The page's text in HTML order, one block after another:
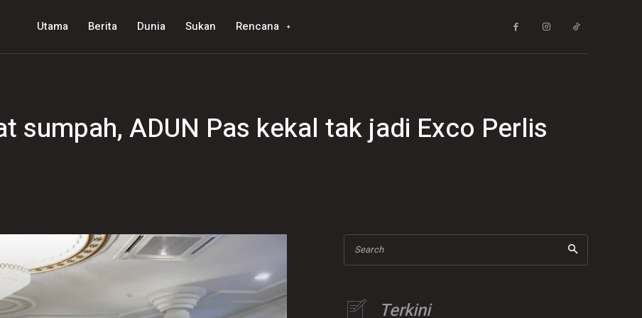
Utama Berita Dunia Sukan Rencana
sumpah, ADUN Pas kekal tak jadi Exco Perlis
Search
Terkini